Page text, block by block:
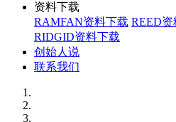
资料下载
RAMFAN资料下载 REED资
RIDGID资料下载
创始人说
联系我们